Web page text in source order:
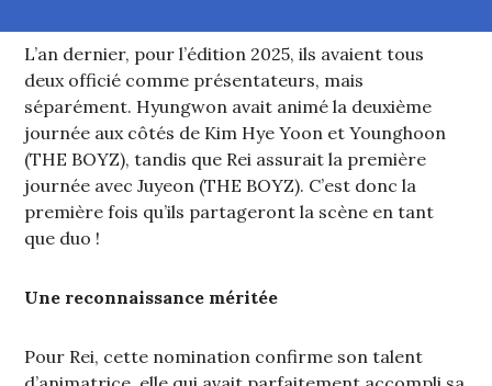
L’an dernier, pour l’édition 2025, ils avaient tous
deux officié comme présentateurs, mais
séparément. Hyungwon avait animé la deuxième
journée aux côtés de Kim Hye Yoon et Younghoon
(THE BOYZ), tandis que Rei assurait la première
journée avec Juyeon (THE BOYZ). C’est donc la
première fois qu’ils partageront la scène en tant
que duo !
Une reconnaissance méritée
Pour Rei, cette nomination confirme son talent